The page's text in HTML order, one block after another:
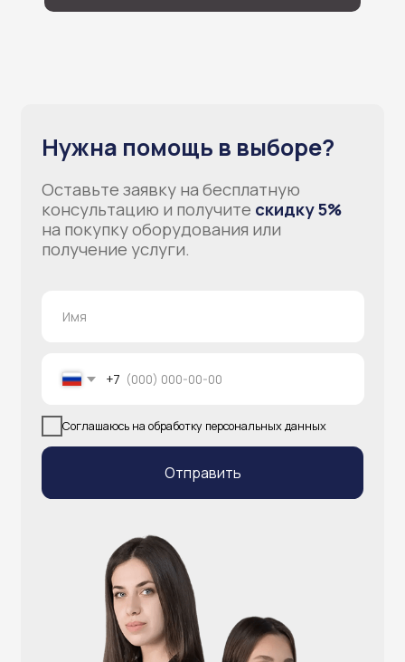
+7 (924) 004-32-01
info@atlantisgr.ooo